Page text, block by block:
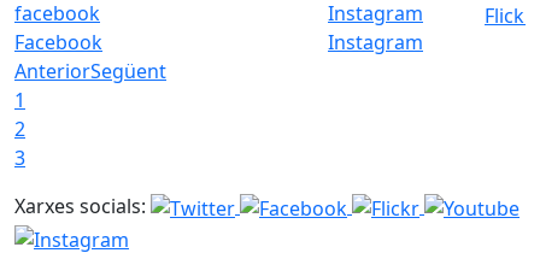
Facebook Instagram
Flickr
AnteriorSegüent
1
2
3
Xarxes socials: